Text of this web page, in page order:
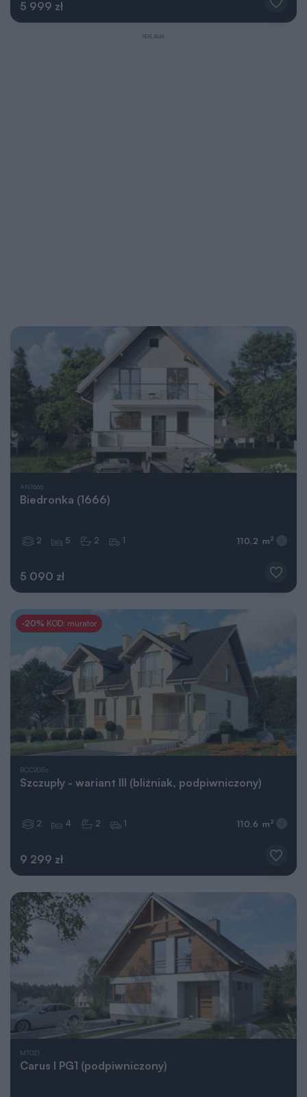
5 999 zł
REKLAMA
AN1666
Biedronka (1666)
5 090 zł
2 5 2 1 110,2 m 2
-20% KOD: murator
BCC203c
Szczupły - wariant III (bliźniak, podpiwniczony)
9 299 zł
2 4 2 1 110,6 m 2
MT021
Carus I PG1 (podpiwniczony)